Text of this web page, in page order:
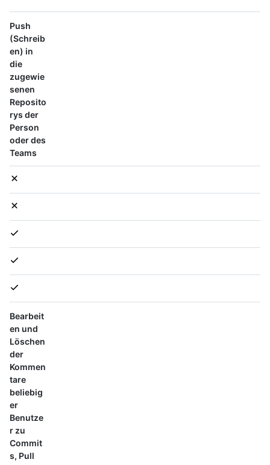
Push
(Schreib
en) in
die
zugewie
senen
Reposito
rys der
Person
oder des
Teams
Bearbeit
en und
Löschen
der
Kommen
tare
beliebig
er
Benutze
r zu
Commit
s, Pull